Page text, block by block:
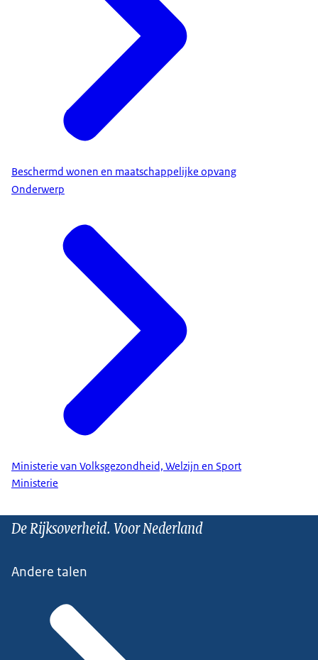
Beschermd wonen en maatschappelijke opvang
Onderwerp
Ministerie van Volksgezondheid, Welzijn en Sport
Ministerie
De Rijksoverheid. Voor Nederland
Andere talen